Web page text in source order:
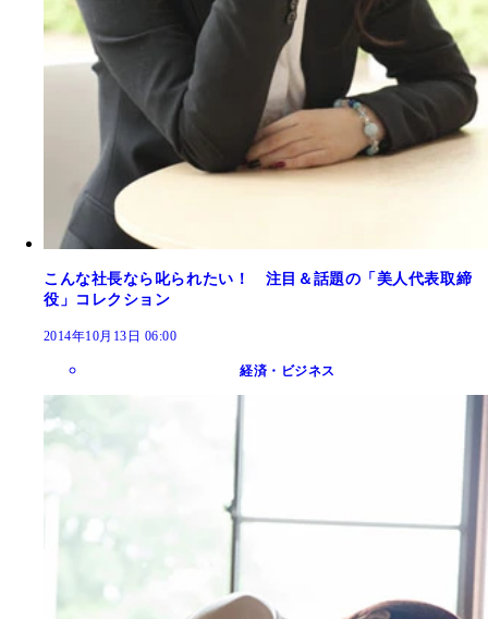
こんな社長なら叱られたい！ 注目＆話題の「美人代表取締
役」コレクション
2014年10月13日 06:00
経済・ビジネス